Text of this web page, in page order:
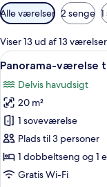
Tilgængelige
filtre
for
værelser
Alle værelser 2 senge
Viser 13 ud af 13 værelser
Indlæs
alle
billeder
af
Panorama-
værelse
til
3
5
Panorama-værelse
Delvis havudsigt
20 m²
1 soveværelse
Plads til 3 personer
1 dobbeltseng og 1
Gratis Wi-Fi